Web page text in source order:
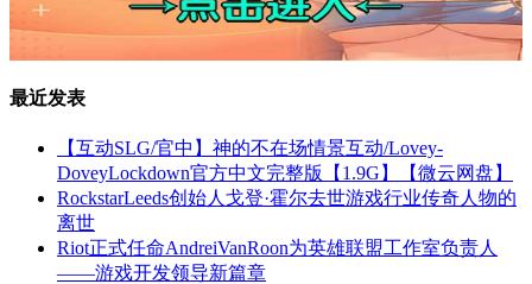
最近发表
【互动SLG/官中】神的不在场情景互动/Lovey-
DoveyLockdown官方中文完整版【1.9G】【微云网盘】
RockstarLeeds创始人戈登·霍尔去世游戏行业传奇人物的
离世
Riot正式任命AndreiVanRoon为英雄联盟工作室负责人
——游戏开发领导新篇章